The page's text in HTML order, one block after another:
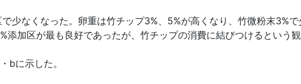
なくなった。卵重は竹チップ3%、5%が高くなり、竹微粉末3%で
加区が最も良好であったが、竹チップの消費に結びつけるという
bに示した。